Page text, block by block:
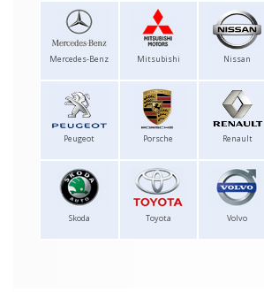
Mercedes-Benz Mitsubishi Nissan
Peugeot Porsche Renault
Skoda Toyota Volvo